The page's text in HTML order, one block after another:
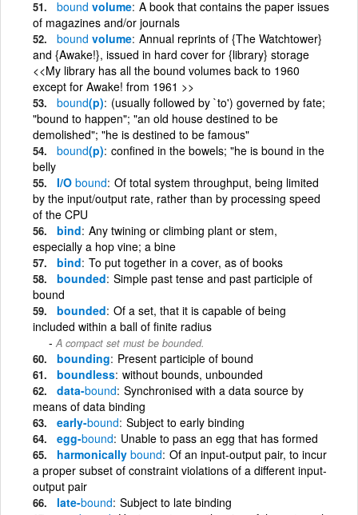
bound volume A book that contains the paper issues
of magazines and/or journals
bound volume Annual reprints of {The Watchtower}
and {Awake!}, issued in hard cover for {library} storage
<<My library has all the bound volumes back to 1960
except for Awake! from 1961 >>
bound(p) (usually followed by `to') governed by fate;
"bound to happen"; "an old house destined to be
demolished"; "he is destined to be famous"
bound(p) confined in the bowels; "he is bound in the
belly
I/O bound Of total system throughput, being limited
by the input/output rate, rather than by processing speed
of the CPU
bind Any twining or climbing plant or stem,
especially a hop vine; a bine
bind To put together in a cover, as of books
bounded Simple past tense and past participle of
bound
bounded Of a set, that it is capable of being
included within a ball of finite radius
A compact set must be bounded.
bounding Present participle of bound
boundless without bounds, unbounded
data-bound Synchronised with a data source by
means of data binding
early-bound Subject to early binding
egg-bound Unable to pass an egg that has formed
harmonically bound Of an input-output pair, to incur
a proper subset of constraint violations of a different input-
output pair
late-bound Subject to late binding